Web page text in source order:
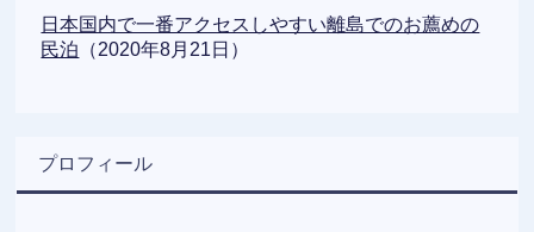
日本国内で一番アクセスしやすい離島でのお薦めの
民泊 （2020年8月21日）
プロフィール